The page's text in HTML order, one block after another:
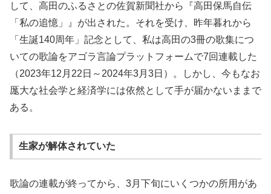
して、高田のふるさとの佐賀新聞社から『高田保馬自伝
「私の追憶」』が出された。それを受け、昨年暮れから
「生誕140周年」記念として、私は高田の3冊の歌集につ
いての歌論をアゴラ言論プラットフォームで7回連載した
（2023年12月22日～2024年3月3日）。しかし、今もなお
厖大な社会学と経済学には依然として手が届かないままで
ある。
生家が解体されていた
歌論の連載が終ってから、3月下旬にいくつかの所用があ